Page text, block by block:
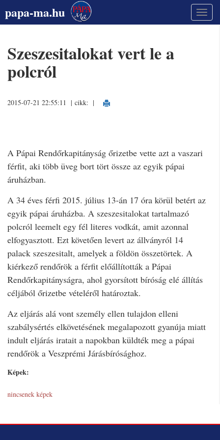
papa-ma.hu
Szeszesitalokat vert le a
polcról
2015-07-21 22:55:11 | cikk: |
A Pápai Rendőrkapitányság őrizetbe vette azt a vaszari
férfit, aki több üveg bort tört össze az egyik pápai
áruházban.
A 34 éves férfi 2015. július 13-án 17 óra körül betért az
egyik pápai áruházba. A szeszesitalokat tartalmazó
polcról leemelt egy fél literes vodkát, amit azonnal
elfogyasztott. Ezt követően levert az állványról 14
palack szeszesitalt, amelyek a földön összetörtek. A
kiérkező rendőrök a férfit előállították a Pápai
Rendőrkapitányságra, ahol gyorsított bíróság elé állítás
céljából őrizetbe vételéről határoztak.
Az eljárás alá vont személy ellen tulajdon elleni
szabálysértés elkövetésének megalapozott gyanúja miatt
indult eljárás iratait a napokban küldték meg a pápai
rendőrök a Veszprémi Járásbírósághoz.
Képek:
nincsenek képek